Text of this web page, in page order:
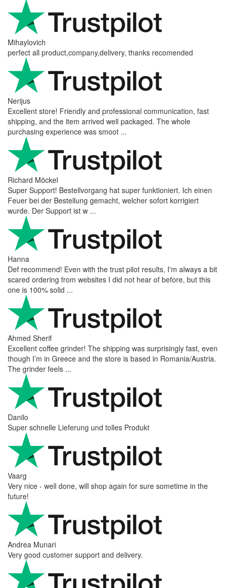
Mihaylovich
perfect all product,company,delivery, thanks recomended
Nerijus
Excellent store! Friendly and professional communication, fast
shipping, and the item arrived well packaged. The whole
purchasing experience was smoot ...
Richard Möckel
Super Support! Bestellvorgang hat super funktioniert. Ich einen
Feuer bei der Bestellung gemacht, welcher sofort korrigiert
wurde. Der Support ist w ...
Hanna
Def recommend! Even with the trust pilot results, I'm always a bit
scared ordering from websites I did not hear of before, but this
one is 100% solid ...
Ahmed Sherif
Excellent coffee grinder! The shipping was surprisingly fast, even
though I’m in Greece and the store is based in Romania/Austria.
The grinder feels ...
Danilo
Super schnelle Lieferung und tolles Produkt
Vaarg
Very nice - well done, will shop again for sure sometime in the
future!
Andrea Munari
Very good customer support and delivery.